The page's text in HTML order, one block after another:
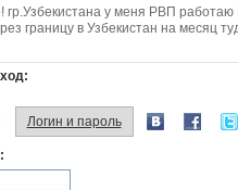
гр.Узбeкистана у меня РВП
границу в Узбекистан на месяц
Логин и пароль